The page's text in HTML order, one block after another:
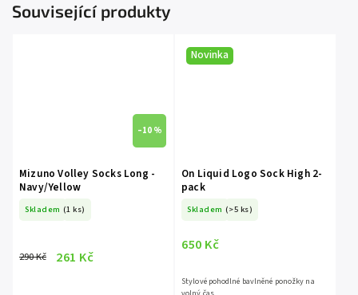
Související produkty
–10 %
Mizuno Volley Socks Long -
Navy/Yellow
Skladem (1 ks)
290 Kč 261 Kč
Novinka
On Liquid Logo Sock High 2-
pack
Skladem (>5 ks)
650 Kč
Stylové pohodlné bavlněné ponožky na